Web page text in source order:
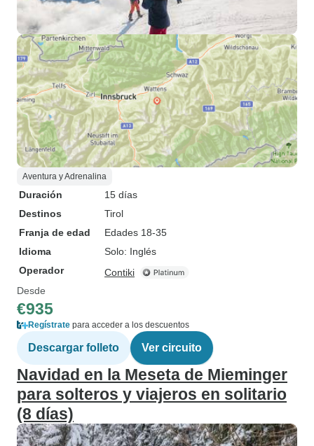
Aventura y Adrenalina
Duración
15 días
Destinos
Tirol
Franja de edad
Edades 18-35
Idioma
Solo: Inglés
Operador
Contiki
Desde
€935
Regístrate para acceder a los descuentos
Descargar folleto Ver circuito
Navidad en la Meseta de Mieminger
para solteros y viajeros en solitario
(8 días)